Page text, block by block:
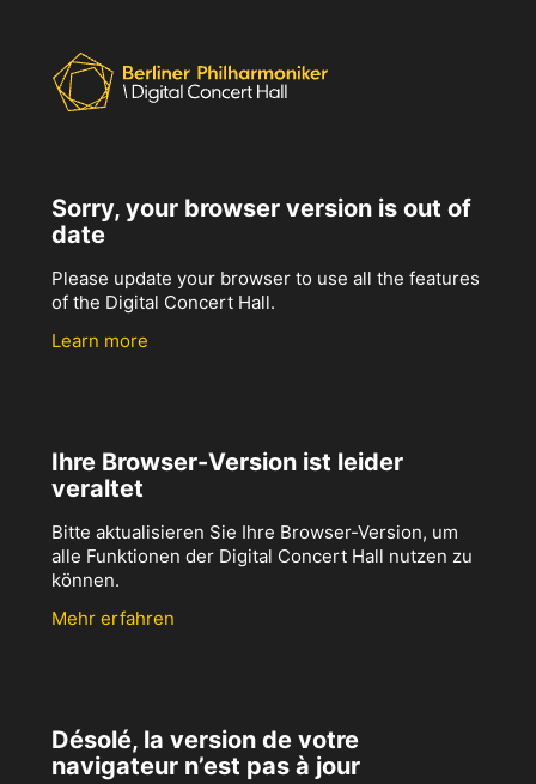
Sorry, your browser version is out of
date
Please update your browser to use all the features
of the Digital Concert Hall.
Learn more
Ihre Browser-Version ist leider
veraltet
Bitte aktualisieren Sie Ihre Browser-Version, um
alle Funktionen der Digital Concert Hall nutzen zu
können.
Mehr erfahren
Désolé, la version de votre
navigateur n’est pas à jour